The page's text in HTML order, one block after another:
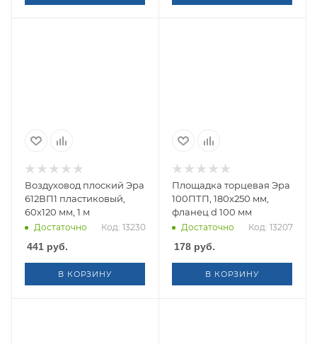
Воздуховод плоский Эра
612ВП1 пластиковый,
60х120 мм, 1 м
Достаточно Код: 13230
441 руб.
В КОРЗИНУ
Площадка торцевая Эра
100ПТП, 180х250 мм,
фланец d 100 мм
Достаточно Код: 13207
178 руб.
В КОРЗИНУ